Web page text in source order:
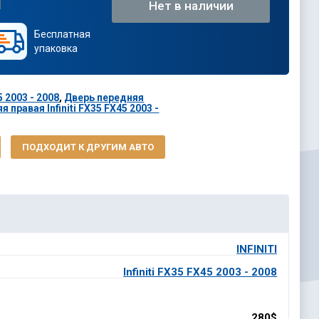
Бесплатная
упаковка
Нет в наличии
2003 - 2008, Дверь передняя
правая Infiniti FX35 FX45 2003 -
ПОДХОДИТ К ДРУГИМ АВТО
INFINITI
Infiniti FX35 FX45 2003 - 2008